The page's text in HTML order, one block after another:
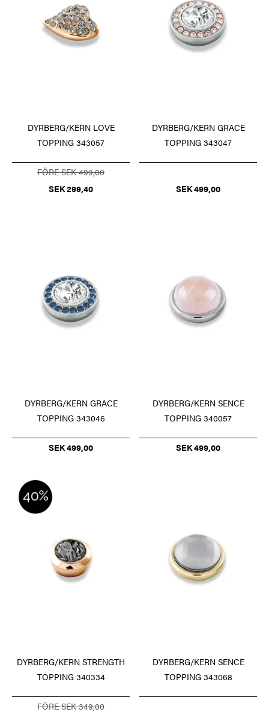
DYRBERG/KERN LOVE
TOPPING 343057
FÖRE SEK 499,00
SEK 299,40
DYRBERG/KERN GRACE
TOPPING 343047
SEK 499,00
DYRBERG/KERN GRACE
TOPPING 343046
SEK 499,00
DYRBERG/KERN SENCE
TOPPING 340057
SEK 499,00
DYRBERG/KERN STRENGTH
TOPPING 340334
FÖRE SEK 349,00
DYRBERG/KERN SENCE
TOPPING 343068